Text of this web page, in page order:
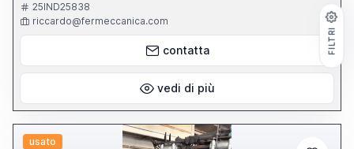
25IND25838
riccardo@fermeccanica.com
contatta
vedi di più
usato
FILTRI